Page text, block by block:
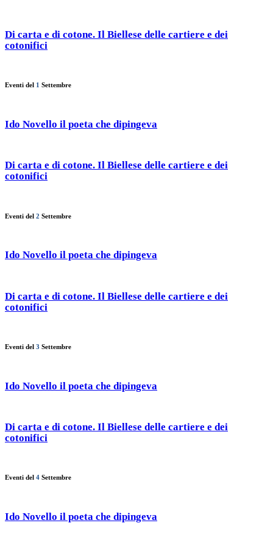
Di carta e di cotone. Il Biellese delle cartiere e dei
cotonifici
Eventi del 1 Settembre
Ido Novello il poeta che dipingeva
Di carta e di cotone. Il Biellese delle cartiere e dei
cotonifici
Eventi del 2 Settembre
Ido Novello il poeta che dipingeva
Di carta e di cotone. Il Biellese delle cartiere e dei
cotonifici
Eventi del 3 Settembre
Ido Novello il poeta che dipingeva
Di carta e di cotone. Il Biellese delle cartiere e dei
cotonifici
Eventi del 4 Settembre
Ido Novello il poeta che dipingeva